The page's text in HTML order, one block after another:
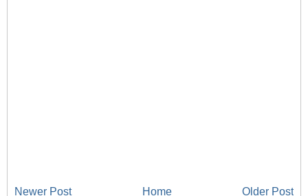
Newer Post Older Post
Home